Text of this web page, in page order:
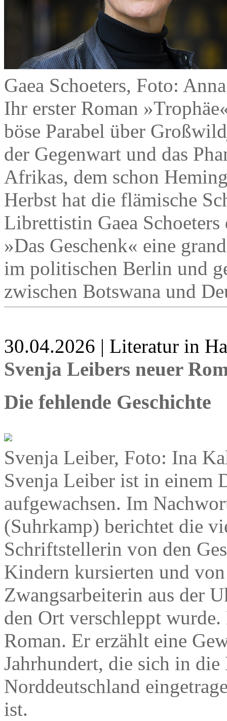
Gaea Schoeters, Foto:
Ihr erster Roman
böse Parabel über
der Gegenwart und das
Afrikas, dem schon
Herbst hat die flämische
Librettistin Gaea
»Das Geschenk« eine
im politischen Berlin und
zwischen Botswana und
30.04.2026 | Literatur in
Svenja Leibers neuer
Die fehlende Geschichte
Svenja Leiber, Foto: Ina
Svenja Leiber ist in einem
aufgewachsen. Im
(Suhrkamp) berichtet die
Schriftstellerin von den
Kindern kursierten und
Zwangsarbeiterin aus der
den Ort verschleppt
Roman. Er erzählt eine
Jahrhundert, die sich in
Norddeutschland
ist.